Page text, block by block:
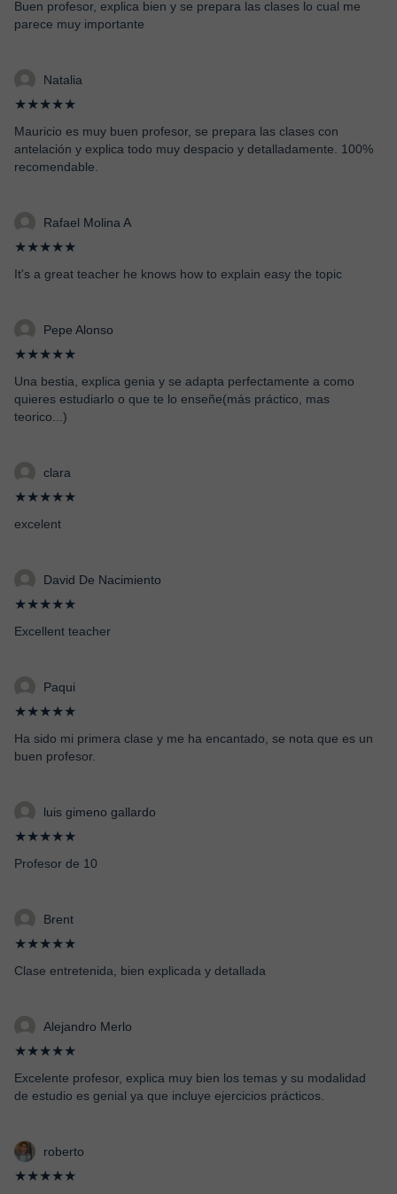
Buen profesor, explica bien y se prepara las clases lo cual me
parece muy importante
Natalia
★★★★★
Mauricio es muy buen profesor, se prepara las clases con
antelación y explica todo muy despacio y detalladamente. 100%
recomendable.
Rafael Molina A
★★★★★
It's a great teacher he knows how to explain easy the topic
Pepe Alonso
★★★★★
Una bestia, explica genia y se adapta perfectamente a como
quieres estudiarlo o que te lo enseñe(más práctico, mas
teorico...)
clara
★★★★★
excelent
David De Nacimiento
★★★★★
Excellent teacher
Paqui
★★★★★
Ha sido mi primera clase y me ha encantado, se nota que es un
buen profesor.
luis gimeno gallardo
★★★★★
Profesor de 10
Brent
★★★★★
Clase entretenida, bien explicada y detallada
Alejandro Merlo
★★★★★
Excelente profesor, explica muy bien los temas y su modalidad
de estudio es genial ya que incluye ejercicios prácticos.
roberto
★★★★★